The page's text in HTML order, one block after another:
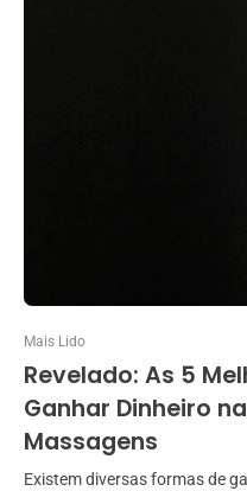
Mais Lido
Revelado: As 5
Ganhar Dinheiro
Massagens
Existem diversas formas de